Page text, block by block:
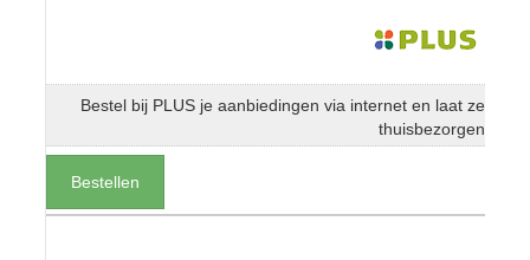
Bestel bij PLUS je aanbiedingen via internet en laat ze
thuisbezorgen
Bestellen